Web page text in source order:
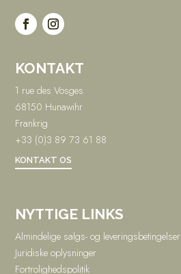
KONTAKT
1 rue des Vosges
68150 Hunawihr
Frankrig
+33 (0)3 89 73 61 88
KONTAKT OS
NYTTIGE LINKS
Almindelige salgs- og leveringsbetingelser
Juridiske oplysninger
Fortrolighedspolitik